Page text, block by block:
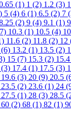
(1) 1 (2) 1.2 (3)
5 (4) 6 (1) 6.5 (2) 7
(2) 9 (4) 9.1 (1)
10.3 (1) 10.5 (4)
11.6 (2) 11.8 (2) 12
13.2 (1) 13.5 (2)
15 (7) 15.3 (2)
17.4 (1) 17.5 (3)
19.6 (3) 20 (9) 20.5
23.5 (2) 23.6 (1) 24
27.5 (1) 28 (3) 28.5
60 (2) 68 (1) 82 (1)